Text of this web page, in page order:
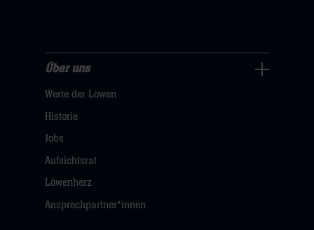
uns
Navigation
öffnen,
hier
Über uns
Werte der Löwen
Historie
Jobs
Aufsichtsrat
Löwenherz
Ansprechpartner*innen